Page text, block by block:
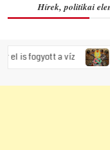
Hírek, politikai
a víz Visszatért